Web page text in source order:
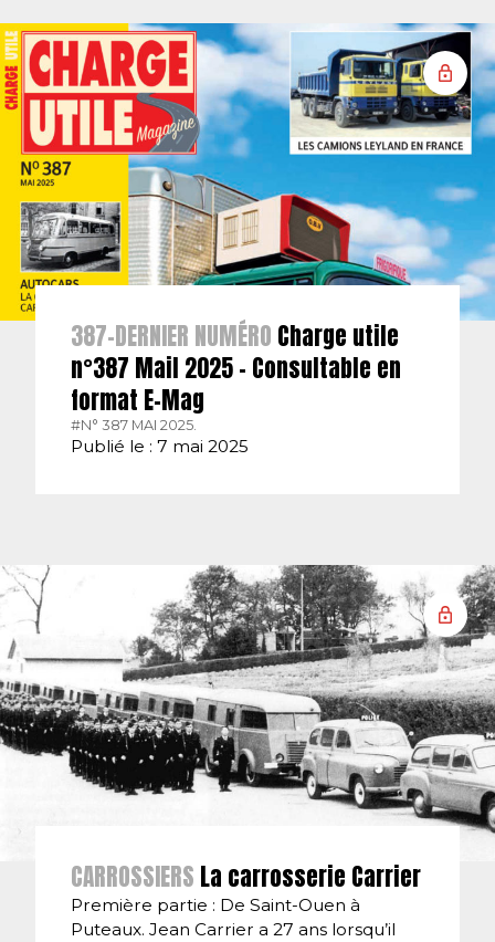
387-DERNIER NUMÉRO Charge utile
n°387 Mail 2025 – Consultable en
format E-Mag
#N° 387 MAI 2025.
Publié le : 7 mai 2025
CARROSSIERS La carrosserie Carrier
Première partie : De Saint-Ouen à
Puteaux. Jean Carrier a 27 ans lorsqu’il